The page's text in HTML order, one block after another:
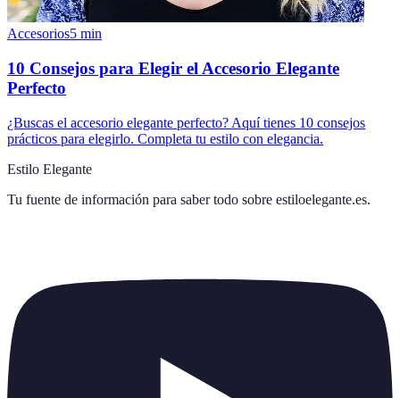
Accesorios5 min
10 Consejos para Elegir el Accesorio Elegante
Perfecto
¿Buscas el accesorio elegante perfecto? Aquí tienes 10 consejos
prácticos para elegirlo. Completa tu estilo con elegancia.
Estilo Elegante
Tu fuente de información para saber todo sobre estiloelegante.es.